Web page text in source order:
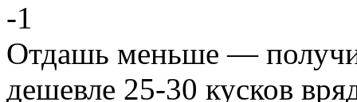
-1
Отдашь меньше —
дешевле 25-30 кусков